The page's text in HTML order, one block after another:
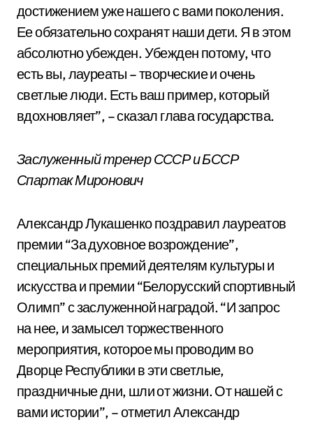
достижением уже нашего с вами поколения.
Ее обязательно сохранят наши дети. Я в этом
абсолютно убежден. Убежден потому, что
есть вы, лауреаты – творческие и очень
светлые люди. Есть ваш пример, который
вдохновляет”, – сказал глава государства.
Заслуженный тренер СССР и БССР
Спартак Миронович
Александр Лукашенко поздравил лауреатов
премии “За духовное возрождение”,
специальных премий деятелям культуры и
искусства и премии “Белорусский спортивный
Олимп” с заслуженной наградой. “И запрос
на нее, и замысел торжественного
мероприятия, которое мы проводим во
Дворце Республики в эти светлые,
праздничные дни, шли от жизни. От нашей с
вами истории”, – отметил Александр